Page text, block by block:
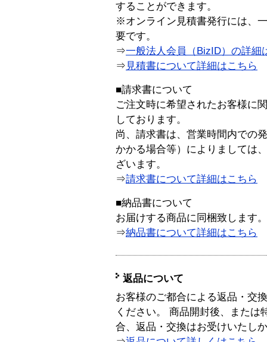
することができます。
※オンライン見積書発行には、
要です。
⇒一般法人会員（BizID）の詳細
⇒ 見積書について詳細はこちら
■請求書について
ご注文時に希望されたお客様に
しております。
尚、請求書は、営業時間内での
かかる場合等）によりましては
ざいます。
⇒請求書について詳細はこちら
■納品書について
お届けする商品に同梱致します。
⇒納品書について詳細はこちら
返品について
お客様のご都合による返品・交
ください。 商品開封後、または
合、返品・交換はお受けいたし